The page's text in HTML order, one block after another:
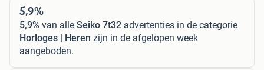
5,9%
5,9% van alle Seiko 7t32 advertenties in de categorie
Horloges | Heren zijn in de afgelopen week
aangeboden.